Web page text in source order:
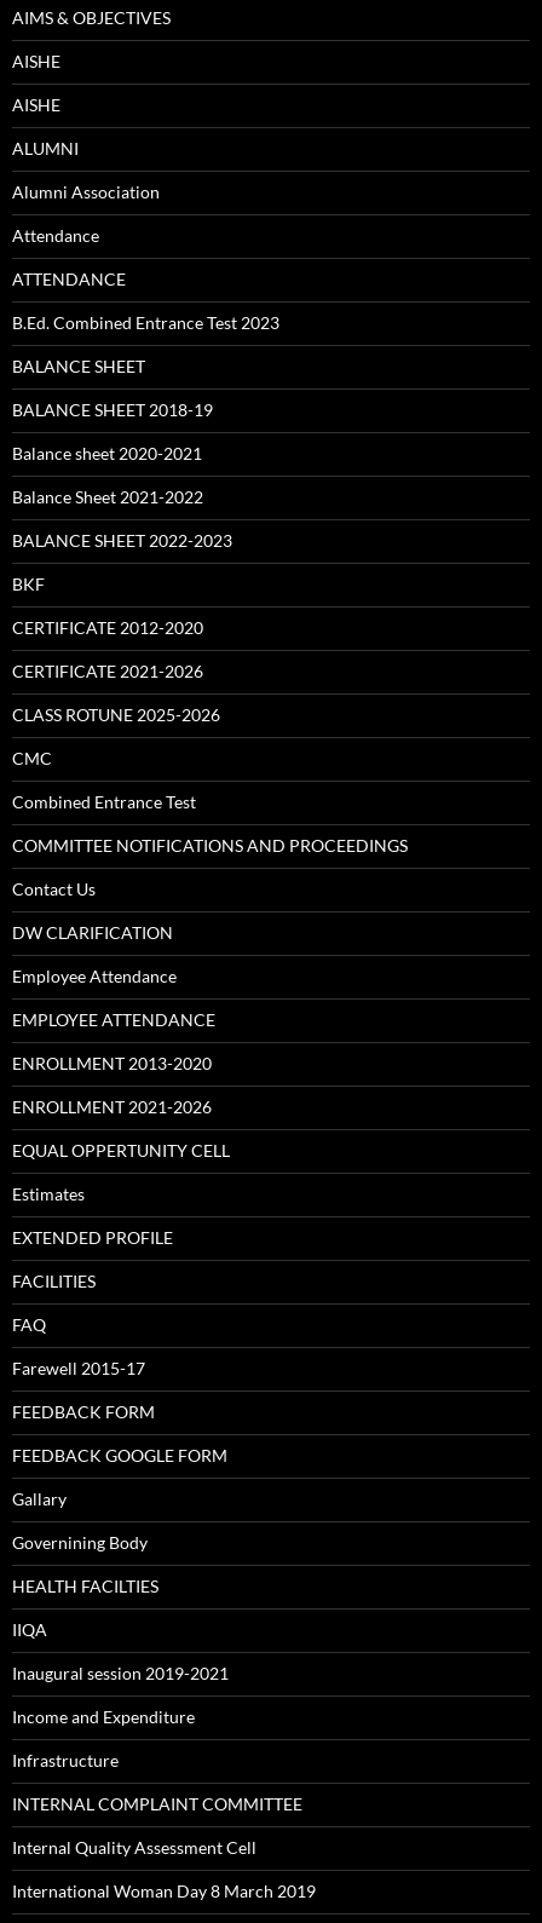
AIMS & OBJECTIVES
AISHE
AISHE
ALUMNI
Alumni Association
Attendance
ATTENDANCE
B.Ed. Combined Entrance Test 2023
BALANCE SHEET
BALANCE SHEET 2018-19
Balance sheet 2020-2021
Balance Sheet 2021-2022
BALANCE SHEET 2022-2023
BKF
CERTIFICATE 2012-2020
CERTIFICATE 2021-2026
CLASS ROTUNE 2025-2026
CMC
Combined Entrance Test
COMMITTEE NOTIFICATIONS AND PROCEEDINGS
Contact Us
DW CLARIFICATION
Employee Attendance
EMPLOYEE ATTENDANCE
ENROLLMENT 2013-2020
ENROLLMENT 2021-2026
EQUAL OPPERTUNITY CELL
Estimates
EXTENDED PROFILE
FACILITIES
FAQ
Farewell 2015-17
FEEDBACK FORM
FEEDBACK GOOGLE FORM
Gallary
Governining Body
HEALTH FACILTIES
IIQA
Inaugural session 2019-2021
Income and Expenditure
Infrastructure
INTERNAL COMPLAINT COMMITTEE
Internal Quality Assessment Cell
International Woman Day 8 March 2019